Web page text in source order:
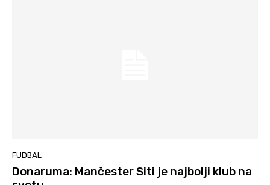
FUDBAL
Donaruma: Mančester Siti je najbolji klub na